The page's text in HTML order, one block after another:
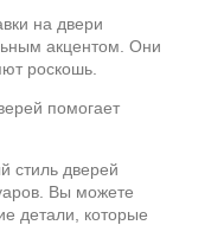
на двери
акцентом. Они
роскошь.
помогает
стиль дверей
Вы можете
детали, которые